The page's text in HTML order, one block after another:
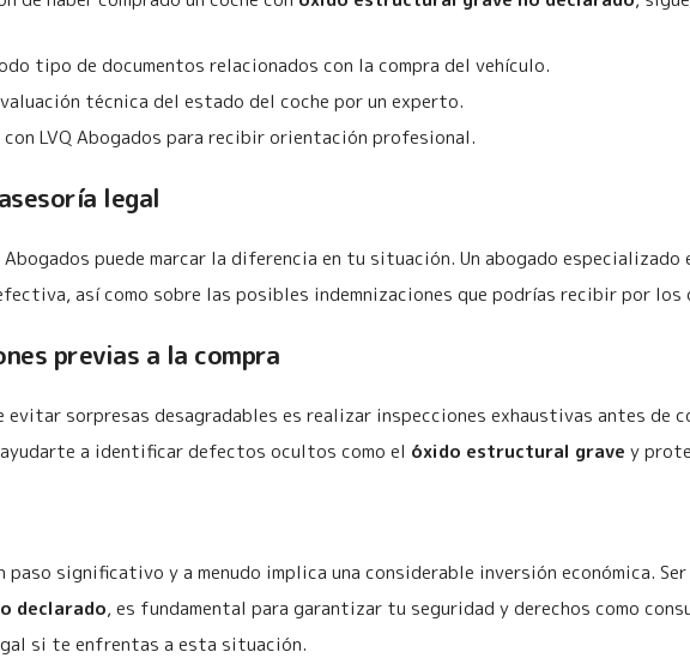
tipo de documentos relacionados con la compra del vehículo.
técnica del estado del coche por un experto.
LVQ Abogados para recibir orientación profesional.
legal
puede marcar la diferencia en tu situación. Un abogado especializado
así como sobre las posibles indemnizaciones que podrías recibir por los
previas a la compra
evitar sorpresas desagradables es realizar inspecciones exhaustivas antes de
a identificar defectos ocultos como el óxido estructural grave y
paso significativo y a menudo implica una considerable inversión económica.
declarado, es fundamental para garantizar tu seguridad y derechos como
si te enfrentas a esta situación.